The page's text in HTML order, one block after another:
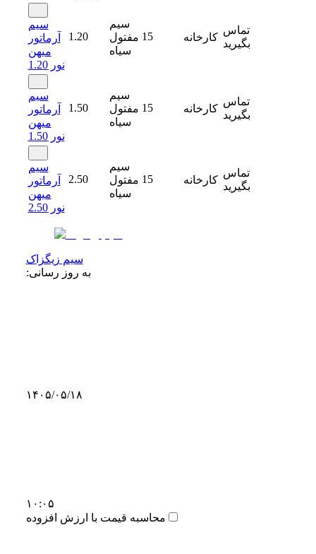
سیم
آرماتور
میهن
نور 1.20
1.20
سیم
مفتول
سیاه
15 کارخانه
تماس
بگیرید
سیم
آرماتور
میهن
نور 1.50
1.50
سیم
مفتول
سیاه
15 کارخانه
تماس
بگیرید
سیم
آرماتور
میهن
نور 2.50
2.50
سیم
مفتول
سیاه
15 کارخانه
تماس
بگیرید
سیم زیگزاک
به روز رسانی:
۱۴۰۵/۰۵/۱۸
۱۰:۰۵
محاسبه قیمت با ارزش افزوده